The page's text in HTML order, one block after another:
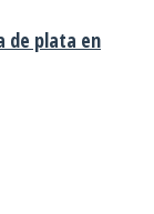
de plata en